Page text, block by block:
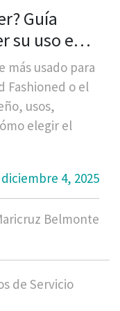
Guía
su uso en
más usado para
Fashioned o el
usos,
elegir el
diciembre 4, 2025
Belmonte
de Servicio